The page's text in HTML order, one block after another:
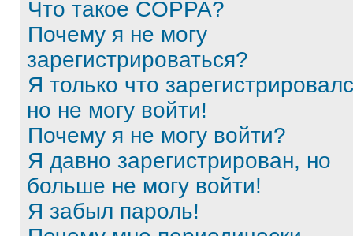
Что такое COPPA?
Почему я не могу
зарегистрироваться?
Я только что
но не могу войти!
Почему я не могу войти?
Я давно зарегистрирован, но
больше не могу войти!
Я забыл пароль!